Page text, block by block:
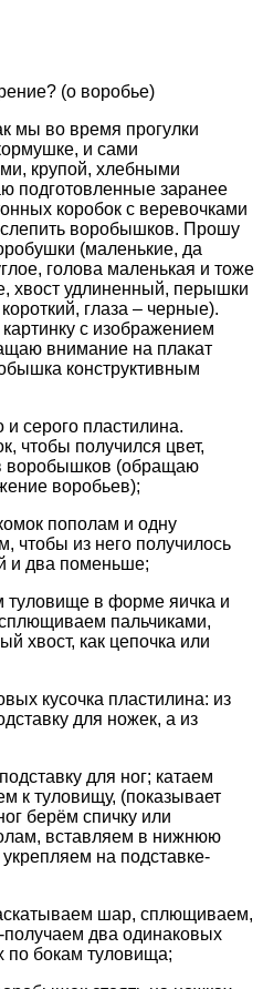
(о воробье)
мы во время прогулки
и сами
крупой, хлебными
подготовленные заранее
коробок с веревочками
воробышков. Прошу
(маленькие, да
голова маленькая и тоже
хвост удлиненный, перышки
глаза – черные).
с изображением
внимание на плакат
конструктивным
и серого пластилина.
чтобы получился цвет,
воробышков (обращаю
воробьев);
пополам и одну
чтобы из него получилось
и два поменьше;
туловище в форме яичка и
сплющиваем пальчиками,
хвост, как цепочка или
кусочка пластилина: из
для ножек, а из
для ног; катаем
к туловищу, (показывает
берём спичку или
вставляем в нижнюю
на подставке-
шар, сплющиваем,
два одинаковых
по бокам туловища;